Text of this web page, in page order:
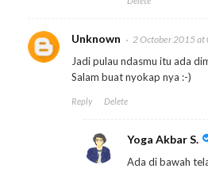
Unknown 2 October 2015
Jadi pulau ndasmu itu ada
Salam buat nyokap nya :-)
Reply Delete
Yoga Akbar S.
Ada di bawah